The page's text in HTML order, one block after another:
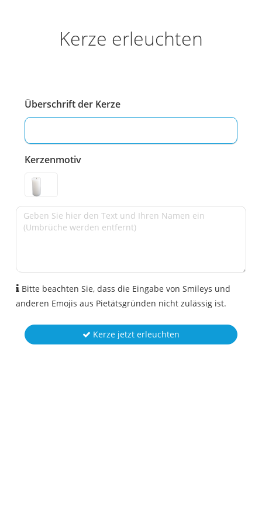
Kerze erleuchten
Überschrift der Kerze
Kerzenmotiv
Bitte beachten Sie, dass die Eingabe von Smileys und
anderen Emojis aus Pietätsgründen nicht zulässig ist.
Kerze jetzt erleuchten